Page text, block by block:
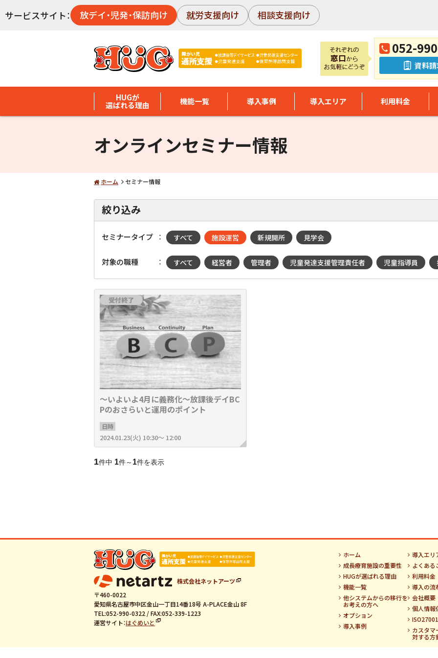
サービスサイト： 放デイ・児発・保訪向け 就労支援向け 相談支援向け
052-
資料請
HUGが
選ばれる理由 機能一覧 導入事例 導入エリア 利用料金
オンラインセミナー情報
ホーム セミナー情報
絞り込み
セミナータイプ すべて 施設運営 新規開所 見学会
対象の職種 すべて 経営者 管理者 児童発達支援管理責任者 児童指導員
受付終了
〜いよいよ4月に義務化〜放課後デイBC
Pのおさらいと運用のポイント
日時
2024.01.23(火) 10:30～ 12:00
1件中 1件～ 1件を表示
株式会社ネットアーツ
〒460-0022
愛知県名古屋市中区金山一丁目14番18号 A-PLACE金山 8F
TEL:052-990-0322 / FAX:052-339-1223
運営サイト：はぐめいと
ホーム
成長療育施設の重要性
HUGが選ばれる理由
機能一覧
他システムからの移行を
お考えの方へ
オプション
導入事例
導入エリ
よくある
利用料金
導入の流
会社概要
個人情報
カスタマ
対する方